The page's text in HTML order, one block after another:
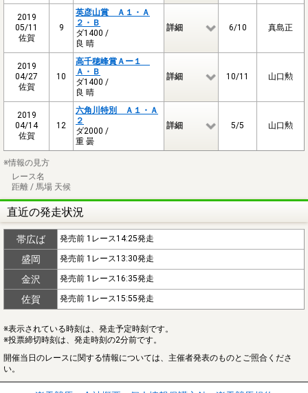
2019
05/11
佐賀
9
英彦山賞 Ａ１・Ａ
２・Ｂ
ダ1400 /
良 晴
詳細 6/10 真島正
2019
04/27
佐賀
10
高千穂峰賞Ａー１
Ａ・Ｂ
ダ1400 /
良 晴
詳細 10/11 山口勲
2019
04/14
佐賀
12
六角川特別 Ａ１・Ａ
２
ダ2000 /
重 曇
詳細 5/5 山口勲
※情報の見方
レース名
距離 / 馬場 天候
直近の発走状況
帯広ば 発売前 1レース14:25発走
盛岡 発売前 1レース13:30発走
金沢 発売前 1レース16:35発走
佐賀 発売前 1レース15:55発走
※表示されている時刻は、発走予定時刻です。
※投票締切時刻は、発走時刻の2分前です。
開催当日のレースに関する情報については、主催者発表のものとご照合くださ
い。